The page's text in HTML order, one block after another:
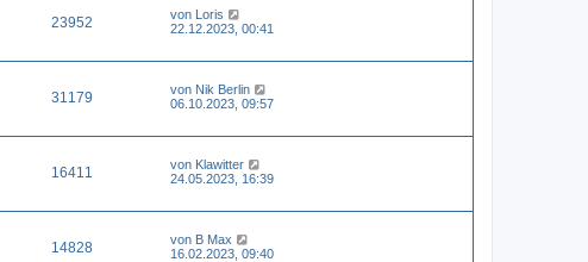
23952 von Loris
22.12.2023, 00:41
31179 von Nik Berlin
06.10.2023, 09:57
16411 von Klawitter
24.05.2023, 16:39
14828 von B Max
16.02.2023, 09:40